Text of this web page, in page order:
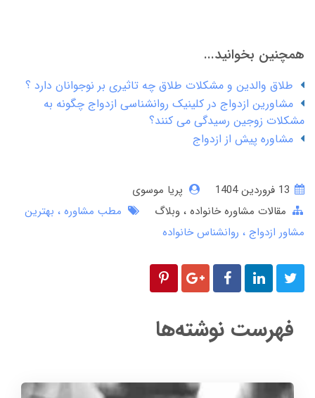
همچنین بخوانید...
طلاق والدین و مشکلات طلاق چه تاثیری بر نوجوانان دارد ؟
مشاورین ازدواج در کلینیک روانشناسی ازدواج چگونه به
مشکلات زوجین رسیدگی می کنند؟
مشاوره پیش از ازدواج
پریا موسوی
مقالات مشاوره خانواده وبلاگ مطب مشاوره
بهترین
مشاور ازدواج
روانشناس خانواده
فهرست نوشته‌ها